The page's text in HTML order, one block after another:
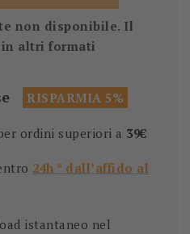
non disponibile. Il
altri formati
RISPARMIA 5%
ordini superiori a 39€
24h * dall’affido al
istantaneo nel